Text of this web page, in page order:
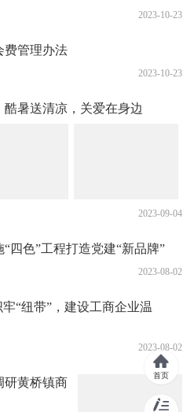
首页
2023-10-23
费管理办法
2023-10-23
酷暑送清凉，关爱在身边
2023-09-04
四色”工程打造党建“新品牌”
2023-08-02
牢“纽带”，建设工商企业温
2023-08-02
研黄桥镇商